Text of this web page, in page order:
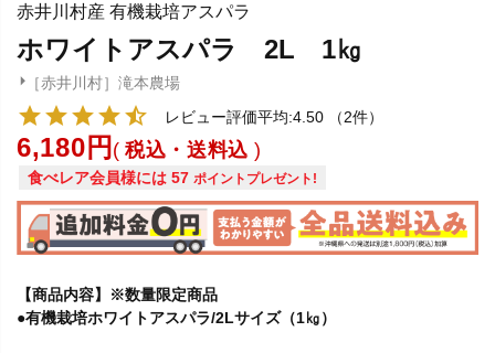
赤井川村産 有機栽培アスパラ
ホワイトアスパラ 2L 1㎏
［赤井川村］滝本農場
レビュー評価平均:4.50
（2件）
6,180 税込・送料込
食べレア会員様には 57 ポイントプレゼント!
【商品内容】※数量限定商品
●有機栽培ホワイトアスパラ/2Lサイズ（1㎏）